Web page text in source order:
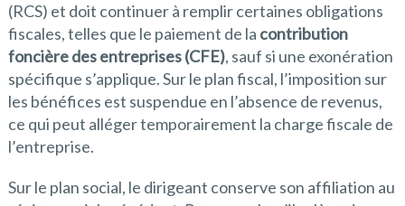
(RCS) et doit continuer à remplir certaines obligations
fiscales, telles que le paiement de la contribution
foncière des entreprises (CFE), sauf si une exonération
spécifique s’applique. Sur le plan fiscal, l’imposition sur
les bénéfices est suspendue en l’absence de revenus,
ce qui peut alléger temporairement la charge fiscale de
l’entreprise.
Sur le plan social, le dirigeant conserve son affiliation au